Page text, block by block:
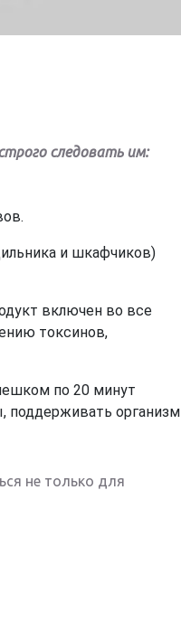
следовать им:
и шкафчиков)
включен во все
токсинов,
по 20 минут
поддерживать организм
не только для